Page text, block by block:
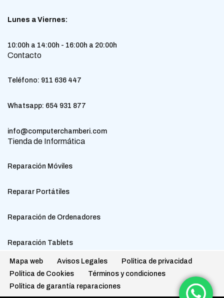
Lunes a Viernes:
10:00h a 14:00h - 16:00h a 20:00h
Contacto
Teléfono: 911 636 447
Whatsapp: 654 931 877
info@computerchamberi.com
Tienda de Informática
Reparación Móviles
Reparar Portátiles
Reparación de Ordenadores
Reparación Tablets
Mapa web Avisos Legales
Política de privacidad
Política de Cookies
Términos y condiciones
Política de garantía reparaciones